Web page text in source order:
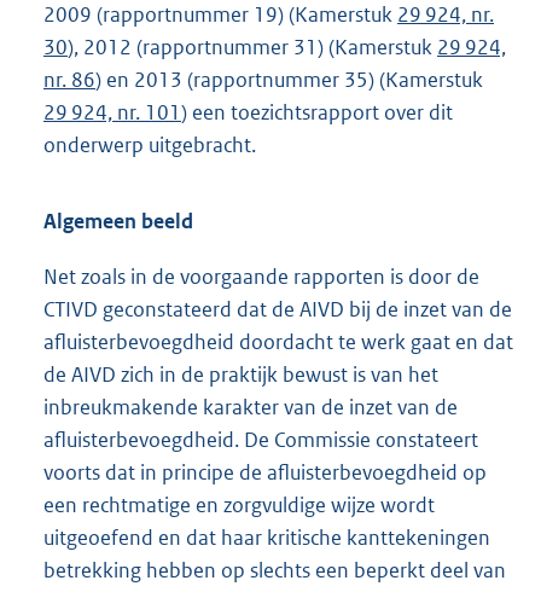
2009 (rapportnummer 19) (Kamerstuk 29 924, nr.
30), 2012 (rapportnummer 31) (Kamerstuk 29 924,
nr. 86) en 2013 (rapportnummer 35) (Kamerstuk
29 924, nr. 101) een toezichtsrapport over dit
onderwerp uitgebracht.
Algemeen beeld
Net zoals in de voorgaande rapporten is door de
CTIVD geconstateerd dat de AIVD bij de inzet van de
afluisterbevoegdheid doordacht te werk gaat en dat
de AIVD zich in de praktijk bewust is van het
inbreukmakende karakter van de inzet van de
afluisterbevoegdheid. De Commissie constateert
voorts dat in principe de afluisterbevoegdheid op
een rechtmatige en zorgvuldige wijze wordt
uitgeoefend en dat haar kritische kanttekeningen
betrekking hebben op slechts een beperkt deel van